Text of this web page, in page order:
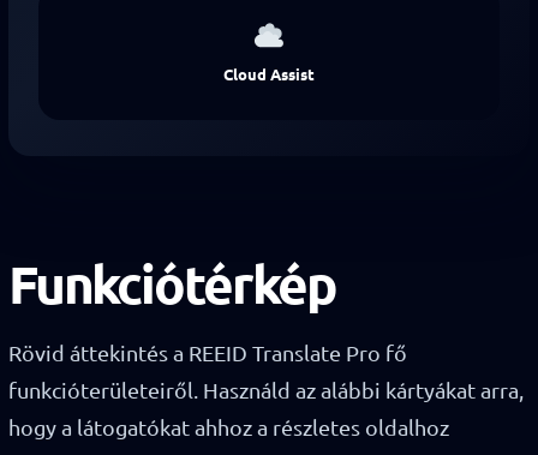
Cloud Assist
Funkciótérkép
Rövid áttekintés a REEID Translate Pro fő
funkcióterületeiről. Használd az alábbi kártyákat arra,
hogy a látogatókat ahhoz a részletes oldalhoz